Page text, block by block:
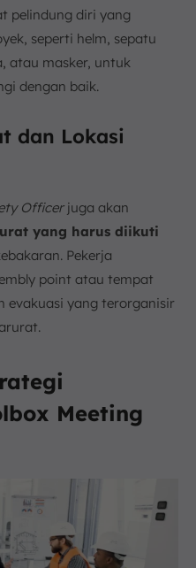
pelindung diri yang
seperti helm, sepatu
atau masker, untuk
dengan baik.
dan Lokasi
Officerjuga akan
yang harus diikuti
Pekerja
point atau tempat
evakuasi yang terorganisir
Meeting